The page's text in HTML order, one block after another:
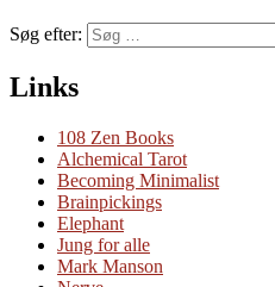
Søg efter:
Links
108 Zen Books
Alchemical Tarot
Becoming Minimalist
Brainpickings
Elephant
Jung for alle
Mark Manson